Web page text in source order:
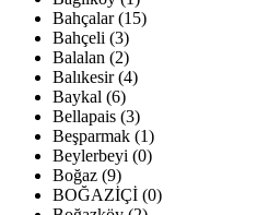
Bahçalar (15)
Bahçeli (3)
Balalan (2)
Balıkesir (4)
Baykal (6)
Bellapais (3)
Beşparmak (1)
Beylerbeyi (0)
Boğaz (9)
BOĞAZİÇİ (0)